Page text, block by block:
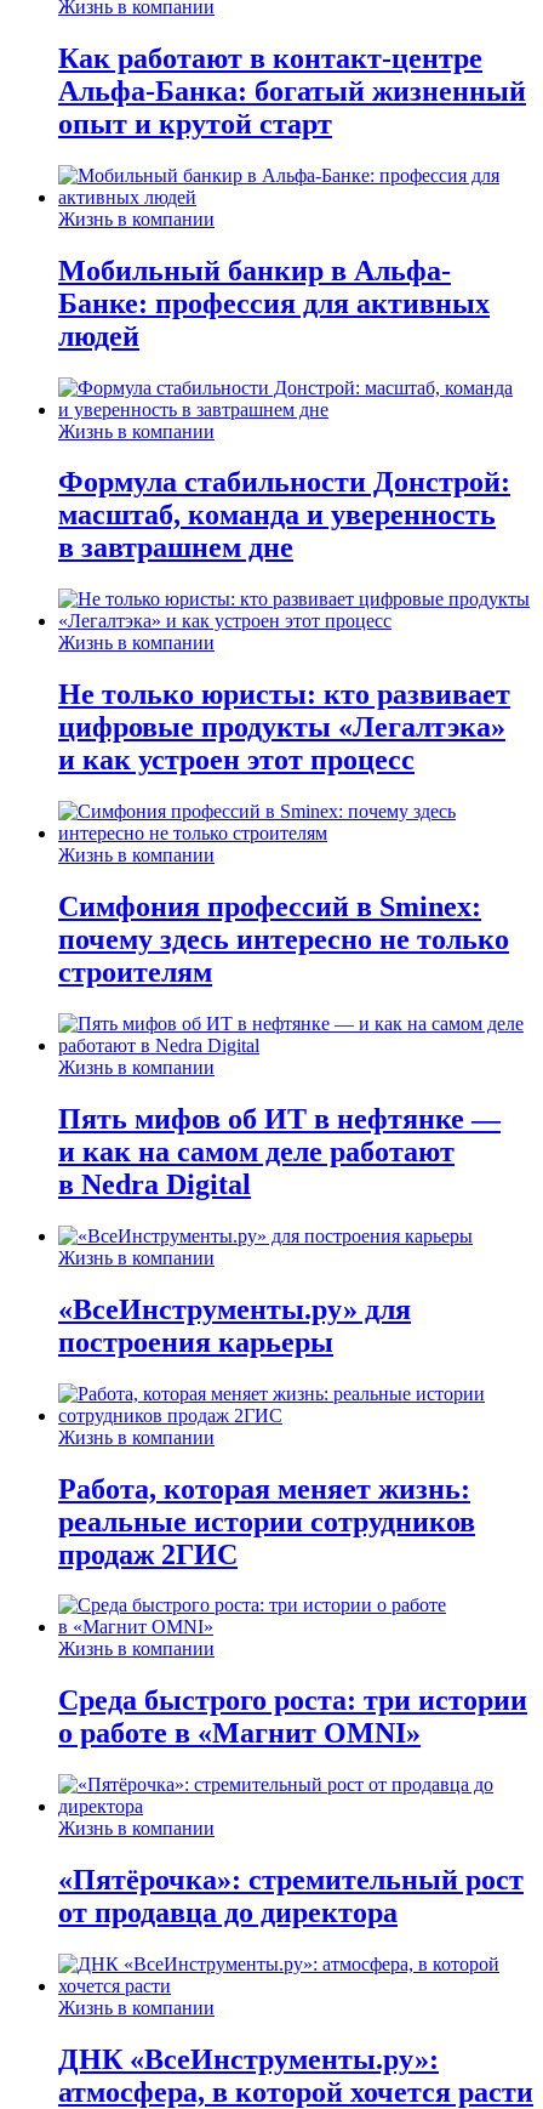
Жизнь в компании
Как работают в контакт-центре
Альфа-Банка: богатый жизненный
опыт и крутой старт
Жизнь в компании
Мобильный банкир в Альфа-
Банке: профессия для активных
людей
Жизнь в компании
Формула стабильности Донстрой:
масштаб, команда и уверенность
в завтрашнем дне
Жизнь в компании
Не только юристы: кто развивает
цифровые продукты «Легалтэка»
и как устроен этот процесс
Жизнь в компании
Симфония профессий в Sminex:
почему здесь интересно не только
строителям
Жизнь в компании
Пять мифов об ИТ в нефтянке —
и как на самом деле работают
в Nedra Digital
Жизнь в компании
«ВсеИнструменты.ру» для
построения карьеры
Жизнь в компании
Работа, которая меняет жизнь:
реальные истории сотрудников
продаж 2ГИС
Жизнь в компании
Среда быстрого роста: три истории
о работе в «Магнит OMNI»
Жизнь в компании
«Пятёрочка»: стремительный рост
от продавца до директора
Жизнь в компании
ДНК «ВсеИнструменты.ру»:
атмосфера, в которой хочется расти